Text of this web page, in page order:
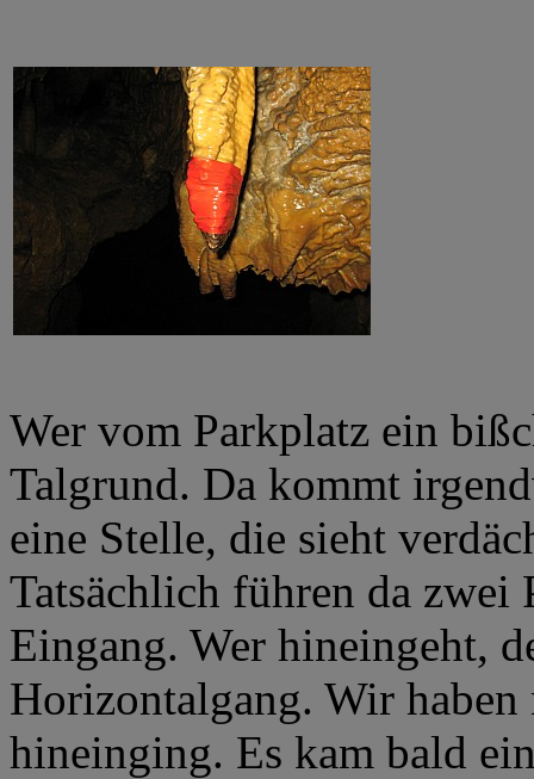
Wer vom Parkplatz ein
Talgrund. Da kommt
eine Stelle, die sieht
Tatsächlich führen da zwei
Eingang. Wer hineingeht,
Horizontalgang. Wir haben
hineinging. Es kam bald